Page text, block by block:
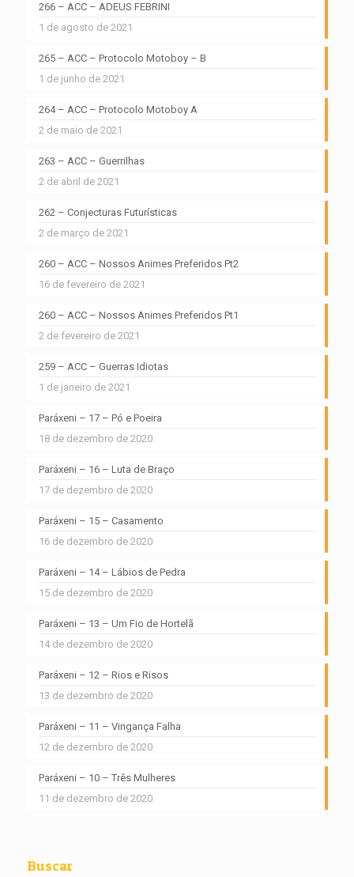
266 – ACC – ADEUS FEBRINI
1 de agosto de 2021
265 – ACC – Protocolo Motoboy – B
1 de junho de 2021
264 – ACC – Protocolo Motoboy A
2 de maio de 2021
263 – ACC – Guerrilhas
2 de abril de 2021
262 – Conjecturas Futurísticas
2 de março de 2021
260 – ACC – Nossos Animes Preferidos Pt2
16 de fevereiro de 2021
260 – ACC – Nossos Animes Preferidos Pt1
2 de fevereiro de 2021
259 – ACC – Guerras Idiotas
1 de janeiro de 2021
Paráxeni – 17 – Pó e Poeira
18 de dezembro de 2020
Paráxeni – 16 – Luta de Braço
17 de dezembro de 2020
Paráxeni – 15 – Casamento
16 de dezembro de 2020
Paráxeni – 14 – Lábios de Pedra
15 de dezembro de 2020
Paráxeni – 13 – Um Fio de Hortelã
14 de dezembro de 2020
Paráxeni – 12 – Rios e Risos
13 de dezembro de 2020
Paráxeni – 11 – Vingança Falha
12 de dezembro de 2020
Paráxeni – 10 – Três Mulheres
11 de dezembro de 2020
Buscar